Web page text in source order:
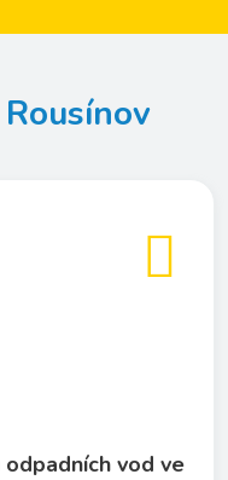
vod ve
